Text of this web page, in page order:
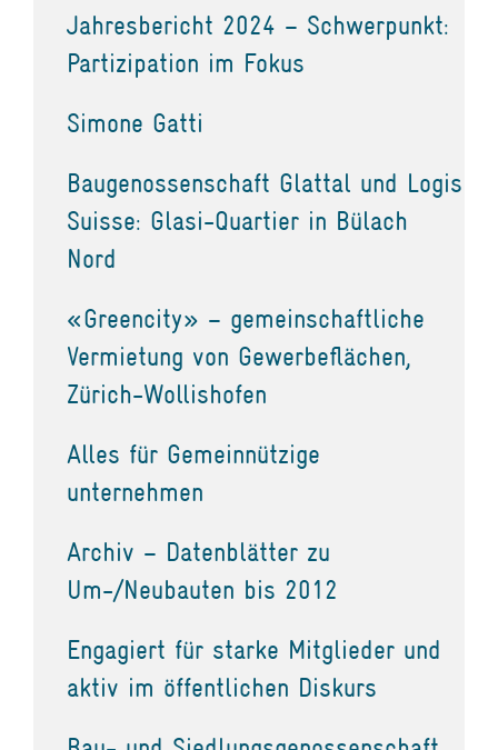
Jahresbericht 2024 – Schwerpunkt:
Partizipation im Fokus
Simone Gatti
Baugenossenschaft Glattal und Logis
Suisse: Glasi-Quartier in Bülach
Nord
«Greencity» – gemeinschaftliche
Vermietung von Gewerbeflächen,
Zürich-Wollishofen
Alles für Gemeinnützige
unternehmen
Archiv – Datenblätter zu
Um-/Neubauten bis 2012
Engagiert für starke Mitglieder und
aktiv im öffentlichen Diskurs